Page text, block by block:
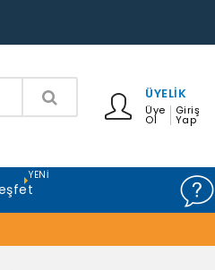
ÜYELIK
Üye
Ol
Giriş
Yap
YENI